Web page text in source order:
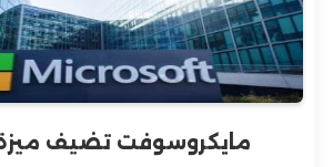
مايكروسوفت تضيف ميزة